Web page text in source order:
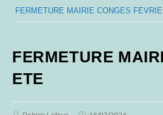
FERMETURE MAIRIE CONGES
FERMETURE
ETE